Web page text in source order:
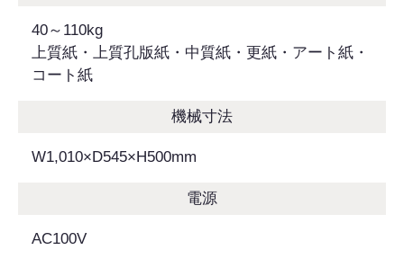
40～110kg
上質紙・上質孔版紙・中質紙・更紙・アート紙・
コート紙
機械寸法
W1,010×D545×H500mm
電源
AC100V